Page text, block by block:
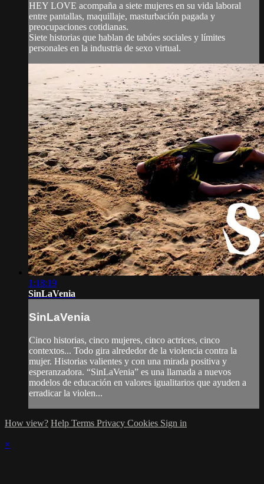
HEY LOVE acompaña a siete mujeres en su vida laboral
entre pantallas, maquillaje, masturbación pagada y
preocupaciones cotidianas.
Siete historias que hablan de tabúes sociales y límites
personales en la industria de sexo virtual.
1:18:19
SinLaVenia
SinLaVenia
Cinco historias, cinco mujeres, cinco actrices, cinco
contextos... Todo gira alrededor de la violencia contra la
mujer. Historias valientes y con una mirada positiva y
esperanzadora. “SinLaVenia” es una llamada a nuevos
modelos de educación en valores igualitarios que ayuden a
erradicar la violen...
How view? Help Terms Privacy Cookies Sign in
×